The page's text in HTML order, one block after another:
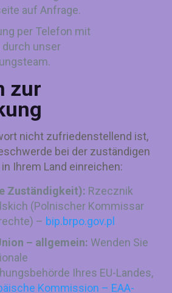
auf Anfrage.
per Telefon mit
unser
zur
nicht zufriedenstellend ist,
bei der zuständigen
Ihrem Land einreichen:
Zuständigkeit): Rzecznik
(Polnischer Kommissar
– bip.brpo.gov.pl
– allgemein: Wenden Sie
Ihres EU-Landes,
Kommission – EAA-